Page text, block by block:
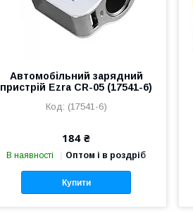
Автомобільний зарядний
пристрій Ezra CR-05 (17541-6)
(17541-6)
184 ₴
В наявності Оптом і в роздріб
Купити